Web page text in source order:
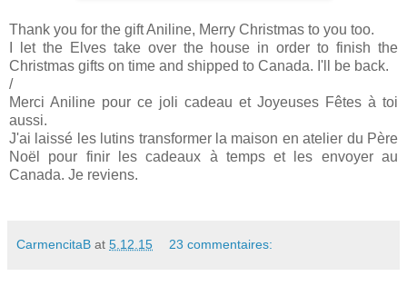
Thank you for the gift Aniline, Merry Christmas to you too.
I let the Elves take over the house in order to finish the
Christmas gifts on time and shipped to Canada. I'll be back.
/
Merci Aniline pour ce joli cadeau et Joyeuses Fêtes à toi
aussi.
J'ai laissé les lutins transformer la maison en atelier du Père
Noël pour finir les cadeaux à temps et les envoyer au
Canada. Je reviens.
CarmencitaB at 5.12.15 23 commentaires: